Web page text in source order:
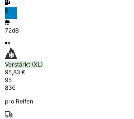
B
72dB
Verstärkt (XL)
95,83 €
95
83€
pro Reifen